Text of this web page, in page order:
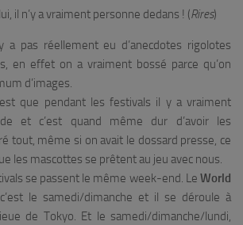
il n’y a vraiment personne dedans ! (Rires)
a pas réellement eu d’anecdotes rigolotes
en effet on a vraiment bossé parce qu’on
d’images.
que pendant les festivals il y a vraiment
et c’est quand même dur d’avoir les
tout, même si on avait le dossard presse, ce
les mascottes se prêtent au jeu avec nous.
se passent le même week-end. Le World
c’est le samedi/dimanche et il se déroule à
de Tokyo. Et le samedi/dimanche/lundi,